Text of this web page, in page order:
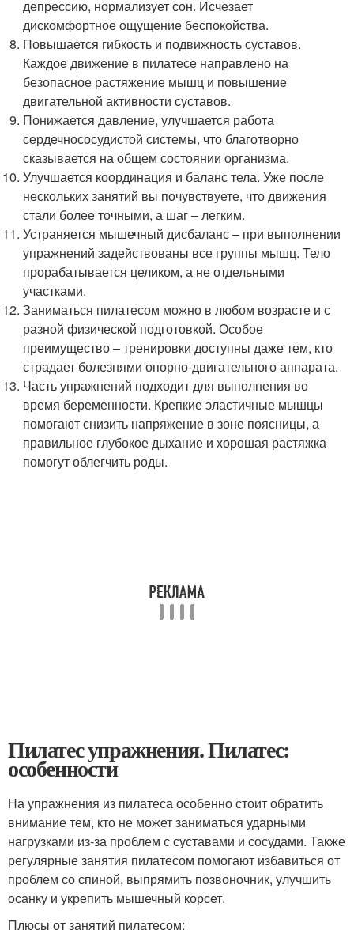
депрессию, нормализует сон. Исчезает
дискомфортное ощущение беспокойства.
Повышается гибкость и подвижность суставов.
Каждое движение в пилатесе направлено на
безопасное растяжение мышц и повышение
двигательной активности суставов.
Понижается давление, улучшается работа
сердечнососудистой системы, что благотворно
сказывается на общем состоянии организма.
Улучшается координация и баланс тела. Уже после
нескольких занятий вы почувствуете, что движения
стали более точными, а шаг – легким.
Устраняется мышечный дисбаланс – при выполнении
упражнений задействованы все группы мышц. Тело
прорабатывается целиком, а не отдельными
участками.
Заниматься пилатесом можно в любом возрасте и с
разной физической подготовкой. Особое
преимущество – тренировки доступны даже тем, кто
страдает болезнями опорно-двигательного аппарата.
Часть упражнений подходит для выполнения во
время беременности. Крепкие эластичные мышцы
помогают снизить напряжение в зоне поясницы, а
правильное глубокое дыхание и хорошая растяжка
помогут облегчить роды.
Пилатес упражнения. Пилатес:
особенности
На упражнения из пилатеса особенно стоит обратить
внимание тем, кто не может заниматься ударными
нагрузками из-за проблем с суставами и сосудами. Также
регулярные занятия пилатесом помогают избавиться от
проблем со спиной, выпрямить позвоночник, улучшить
осанку и укрепить мышечный корсет.
Плюсы от занятий пилатесом: